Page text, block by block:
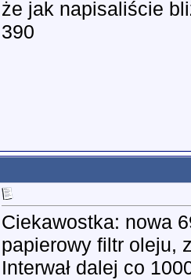
że jak napisaliście
390
Ciekawostka: nowa
papierowy filtr oleju,
Interwał dalej co